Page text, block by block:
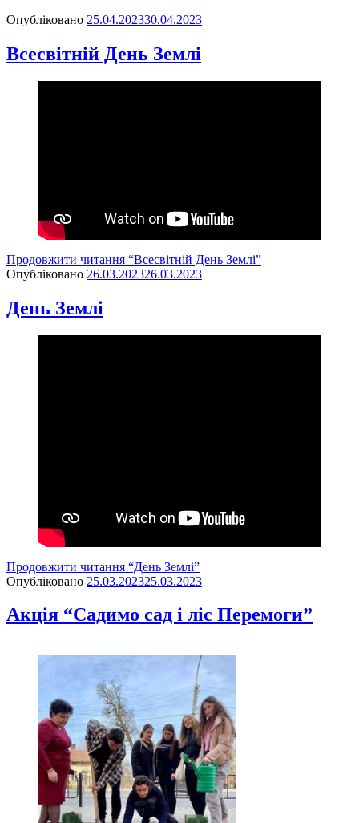
Опубліковано 25.04.202330.04.2023
Всесвітній День Землі
Продовжити читання “Всесвітній День Землі”
Опубліковано 26.03.202326.03.2023
День Землі
Продовжити читання “День Землі”
Опубліковано 25.03.202325.03.2023
Акція “Садимо сад і ліс Перемоги”